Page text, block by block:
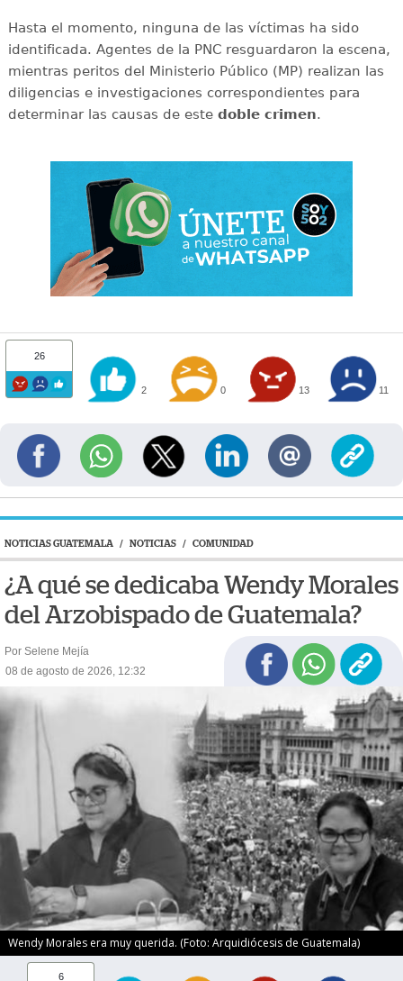
Hasta el momento, ninguna de las víctimas ha sido
identificada. Agentes de la PNC resguardaron la escena,
mientras peritos del Ministerio Público (MP) realizan las
diligencias e investigaciones correspondientes para
determinar las causas de este doble crimen.
26
2 0 13 11
NOTICIAS GUATEMALA / NOTICIAS / COMUNIDAD
¿A qué se dedicaba Wendy Morales
del Arzobispado de Guatemala?
Por Selene Mejía
08 de agosto de 2026, 12:32
Wendy Morales era muy querida. (Foto: Arquidiócesis de Guatemala)
6